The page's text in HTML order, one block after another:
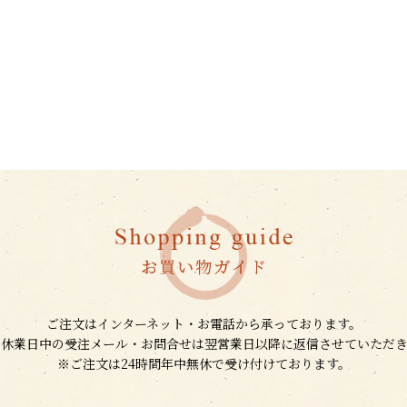
ご注文はインターネット・お電話から承っております。
業日中の受注メール・お問合せは翌営業日以降に返信させていただ
※ご注文は24時間年中無休で受け付けております。